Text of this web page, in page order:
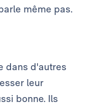
même pas.
dans d'autres
leur
bonne. Ils